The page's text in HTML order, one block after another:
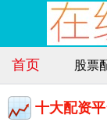
首页 股票
十大配资